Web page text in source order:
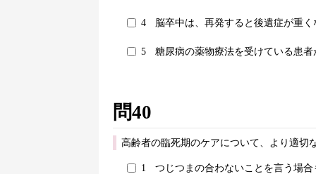
4 脳卒中は、再発すると後遺症が重
5 糖尿病の薬物療法を受けている患
問40
高齢者の臨死期のケアについて、より適切
1 つじつまの合わないことを言う場